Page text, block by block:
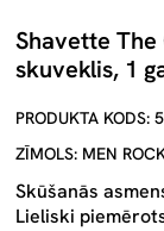
Shavette The
skuveklis, 1
PRODUKTA
ZĪMOLS: MEN
Skūšanās
Lieliski